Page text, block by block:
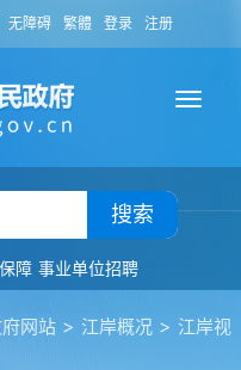
无障碍 繁體 登录 注册
搜索
障 事业单位招聘
网站 > 江岸概况 > 江岸视